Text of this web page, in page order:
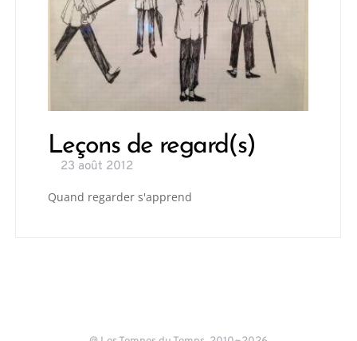
Leçons de regard(s)
23 août 2012
Quand regarder s'apprend